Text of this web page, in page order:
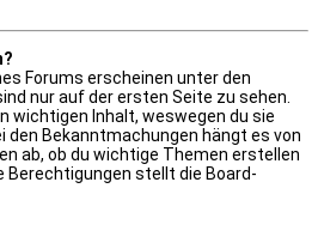
Forums erscheinen unter den
nur auf der ersten Seite zu sehen.
wichtigen Inhalt, weswegen du sie
den Bekanntmachungen hängt es von
ab, ob du wichtige Themen erstellen
Berechtigungen stellt die Board-